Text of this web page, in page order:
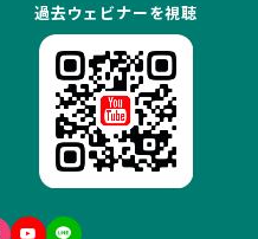
過去ウェビナーを視聴